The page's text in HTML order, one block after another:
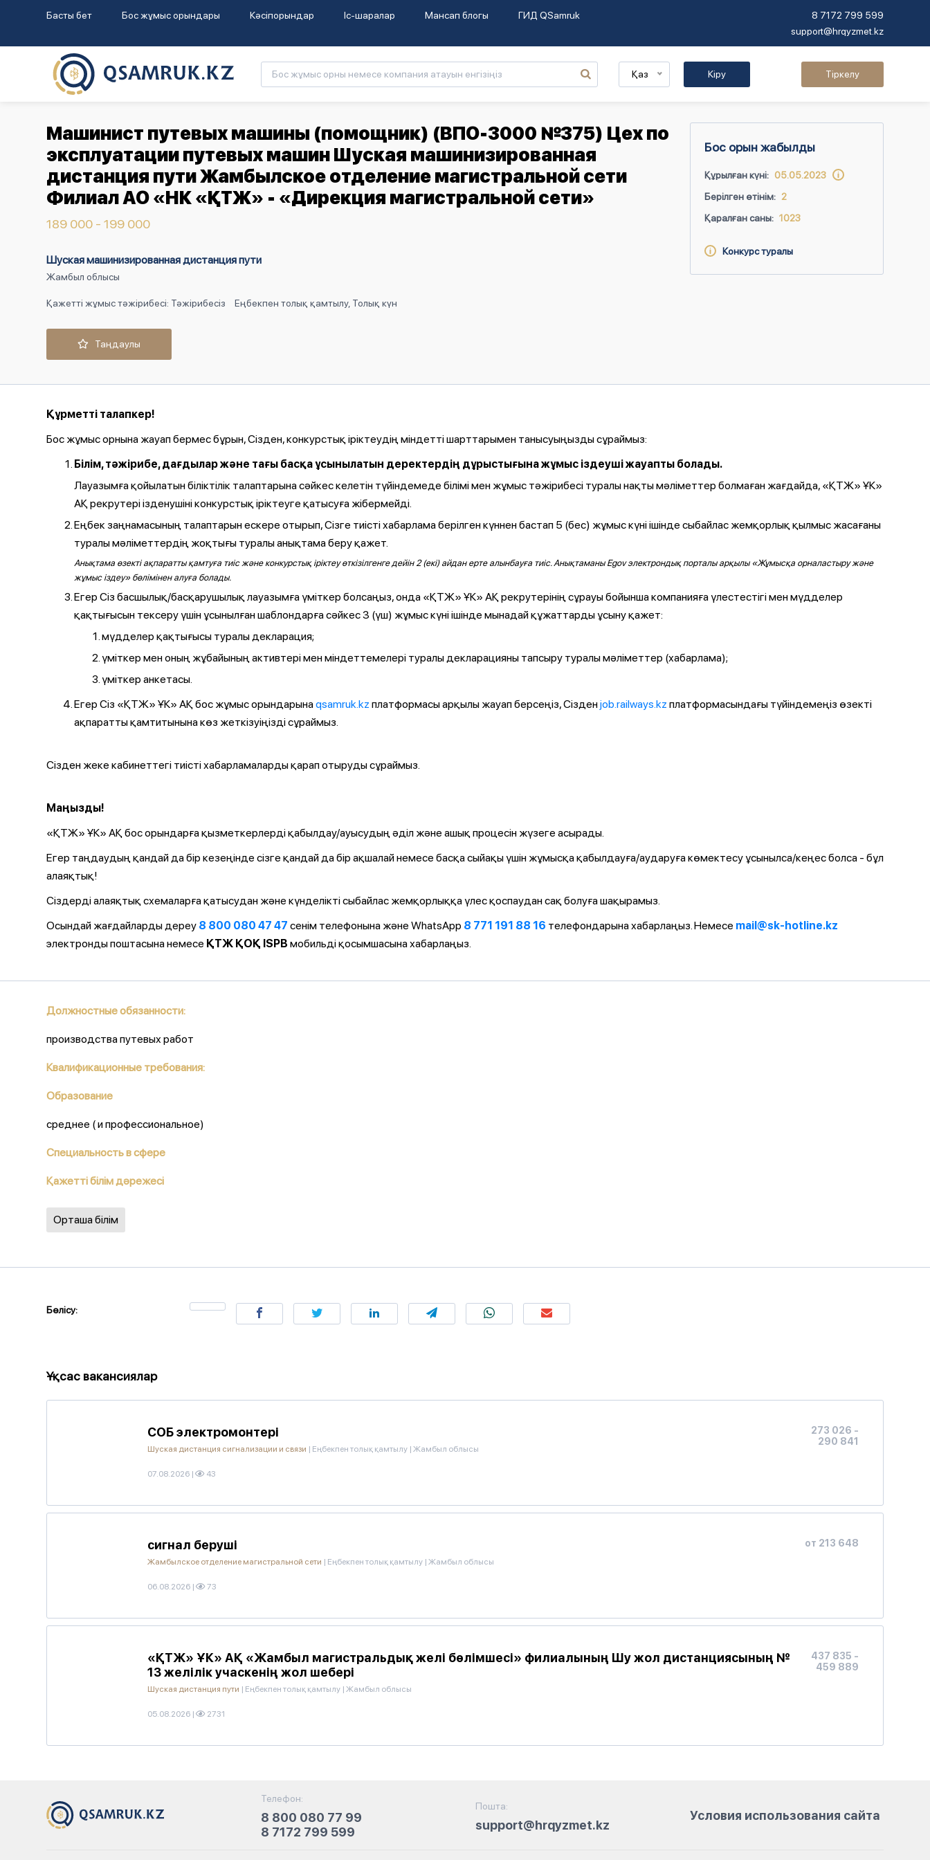
Басты бет Бос жұмыс орындары Кәсіпорындар Іс-шаралар Мансап блогы ГИД QSamruk
8 7172 799 599
support@hrqyzmet.kz
Қаз Кіру Тіркелу
Машинист путевых машины (помощник) (ВПО-3000 №375) Цех по
эксплуатации путевых машин Шуская машинизированная
дистанция пути Жамбылское отделение магистральной сети
Филиал АО «НК «ҚТЖ» - «Дирекция магистральной сети»
189 000 - 199 000
Шуская машинизированная дистанция пути
Жамбыл облысы
Қажетті жұмыс тәжірибесі: Тәжірибесіз Еңбекпен толық қамтылу, Толық күн
Бос орын жабылды
Құрылған күні: 05.05.2023
Берілген өтінім: 2
Қаралған саны: 1023
Конкурс туралы
Таңдаулы
Құрметті талапкер!
Бос жұмыс орнына жауап бермес бұрын, Сізден, конкурстық іріктеудің міндетті шарттарымен танысуыңызды сұраймыз:
Білім, тәжірибе, дағдылар және тағы басқа ұсынылатын деректердің дұрыстығына жұмыс іздеуші жауапты болады.
Лауазымға қойылатын біліктілік талаптарына сәйкес келетін түйіндемеде білімі мен жұмыс тәжірибесі туралы нақты мәліметтер болмаған жағдайда, «ҚТЖ» ҰК»
АҚ рекрутері ізденушіні конкурстық іріктеуге қатысуға жібермейді.
Еңбек заңнамасының талаптарын ескере отырып, Сізге тиісті хабарлама берілген күннен бастап 5 (бес) жұмыс күні ішінде сыбайлас жемқорлық қылмыс жасағаны
туралы мәліметтердің жоқтығы туралы анықтама беру қажет.
Анықтама өзекті ақпаратты қамтуға тиіс және конкурстық іріктеу өткізілгенге дейін 2 (екі) айдан ерте алынбауға тиіс. Анықтаманы Egov электрондық порталы арқылы «Жұмысқа орналастыру және
жұмыс іздеу» бөлімінен алуға болады.
Егер Сіз басшылық/басқарушылық лауазымға үміткер болсаңыз, онда «ҚТЖ» ҰК» АҚ рекрутерінің сұрауы бойынша компанияға үлестестігі мен мүдделер
қақтығысын тексеру үшін ұсынылған шаблондарға сәйкес 3 (үш) жұмыс күні ішінде мынадай құжаттарды ұсыну қажет:
мүдделер қақтығысы туралы декларация;
үміткер мен оның жұбайының активтері мен міндеттемелері туралы декларацияны тапсыру туралы мәліметтер (хабарлама);
үміткер анкетасы.
Егер Сіз «ҚТЖ» ҰК» АҚ бос жұмыс орындарынаqsamruk.kz платформасы арқылы жауап берсеңіз, Сізденjob.railways.kz платформасындағы түйіндемеңіз өзекті
ақпаратты қамтитынына көз жеткізуіңізді сұраймыз.
Сізден жеке кабинеттегі тиісті хабарламаларды қарап отыруды сұраймыз.
Маңызды!
«ҚТЖ» ҰК» АҚ бос орындарға қызметкерлерді қабылдау/ауысудың әділ және ашық процесін жүзеге асырады.
Егер таңдаудың қандай да бір кезеңінде сізге қандай да бір ақшалай немесе басқа сыйақы үшін жұмысқа қабылдауға/аударуға көмектесу ұсынылса/кеңес болса - бұл
алаяқтық!
Сіздерді алаяқтық схемаларға қатысудан және күнделікті сыбайлас жемқорлыққа үлес қоспаудан сақ болуға шақырамыз.
Осындай жағдайларды дереу 8 800 080 47 47 сенім телефонына және WhatsApp 8 771 191 88 16 телефондарына хабарлаңыз. Немесе mail@sk-hotline.kz
электронды поштасына немесе ҚТЖ ҚОҚ ISPB мобильді қосымшасына хабарлаңыз.
Должностные обязанности:
производства путевых работ
Квалификационные требования:
Образование
среднее ( и профессиональное)
Специальность в сфере
Қажетті білім дәрежесі
Орташа білім
Бөлісу:
Ұқсас вакансиялар
СОБ электромонтері
Шуская дистанция сигнализации и связи | Еңбекпен толық қамтылу | Жамбыл облысы
07.08.2026 | 43
273 026 -
290 841
сигнал беруші
Жамбылское отделение магистральной сети | Еңбекпен толық қамтылу | Жамбыл облысы
06.08.2026 | 73
от 213 648
«ҚТЖ» ҰК» АҚ «Жамбыл магистральдық желі бөлімшесі» филиалының Шу жол дистанциясының №
13 желілік учаскенің жол шебері
Шуская дистанция пути | Еңбекпен толық қамтылу | Жамбыл облысы
05.08.2026 | 2731
437 835 -
459 889
Телефон:
8 800 080 77 99
8 7172 799 599
Пошта:
support@hrqyzmet.kz
Условия использования сайта